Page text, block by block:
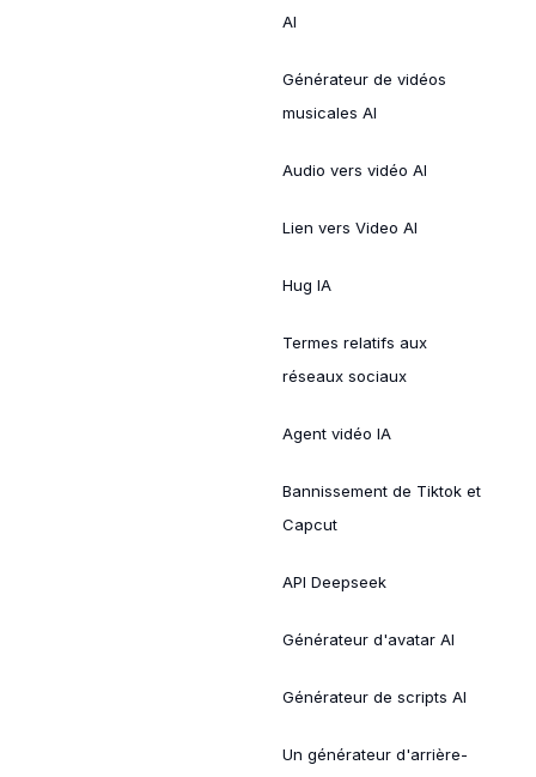
AI
Générateur de vidéos
musicales AI
Audio vers vidéo AI
Lien vers Video AI
Hug IA
Termes relatifs aux
réseaux sociaux
Agent vidéo IA
Bannissement de Tiktok et
Capcut
API Deepseek
Générateur d'avatar AI
Générateur de scripts AI
Un générateur d'arrière-